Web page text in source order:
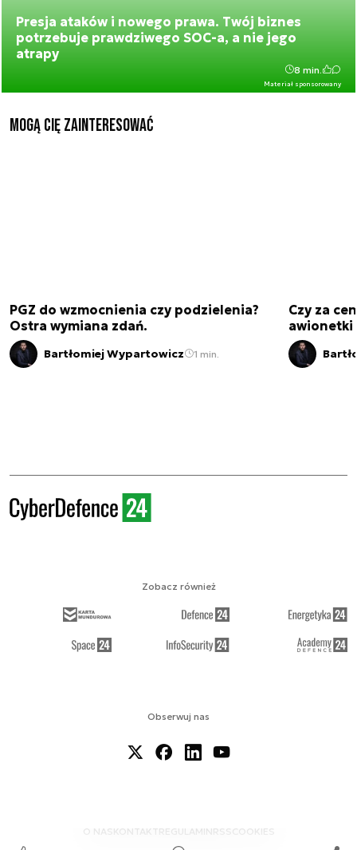
Presja ataków i nowego prawa. Twój biznes
potrzebuje prawdziwego SOC-a, a nie jego
atrapy
Materiał sponsorowany
8 min.
Mogą Cię zainteresować
PGZ do wzmocnienia czy podzielenia?
Ostra wymiana zdań.
Bartłomiej Wypartowicz 1 min.
Czy za
awionetki
Obserwuj nas
O NAS KONTAKTREGULAMINRSS COOKIES
Zobacz również